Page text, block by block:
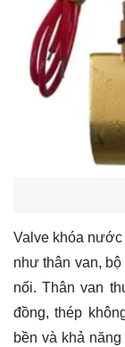
Valve khóa nước
như thân van,
nối. Thân van
đồng, thép
bền và khả